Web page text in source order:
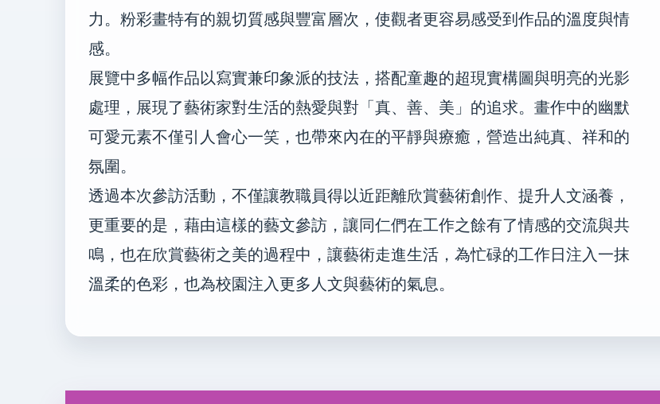
力。粉彩畫特有的親切質感與豐富層次，使觀者更容易感受到作品的溫度與情
感。
展覽中多幅作品以寫實兼印象派的技法，搭配童趣的超現實構圖與明亮的光影
處理，展現了藝術家對生活的熱愛與對「真、善、美」的追求。畫作中的幽默
可愛元素不僅引人會心一笑，也帶來內在的平靜與療癒，營造出純真、祥和的
氛圍。
透過本次參訪活動，不僅讓教職員得以近距離欣賞藝術創作、提升人文涵養，
更重要的是，藉由這樣的藝文參訪，讓同仁們在工作之餘有了情感的交流與共
鳴，也在欣賞藝術之美的過程中，讓藝術走進生活，為忙碌的工作日注入一抹
溫柔的色彩，也為校園注入更多人文與藝術的氣息。